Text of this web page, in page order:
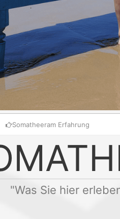
Somatheeram Erfahrung
"Was Sie hier